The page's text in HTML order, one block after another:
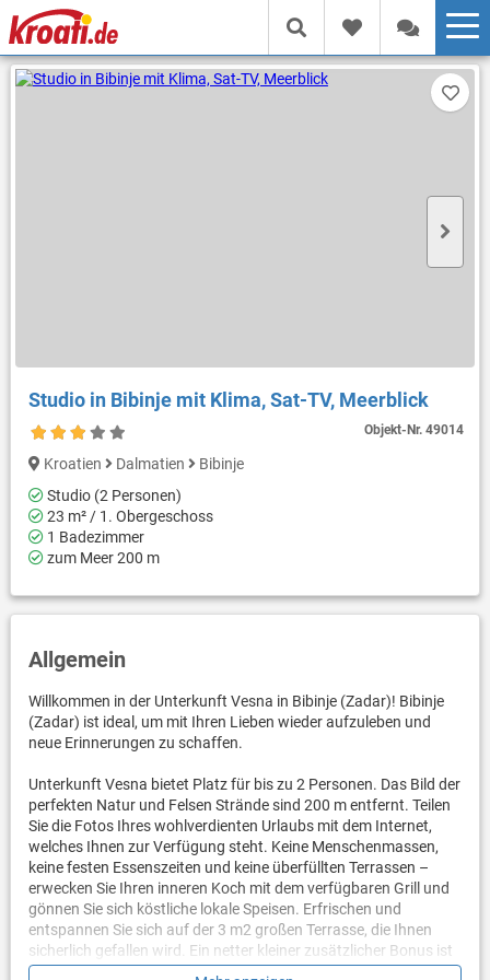
Studio in Bibinje mit Klima, Sat-TV, Meerblick
Objekt-Nr.49014
Kroatien Dalmatien
Bibinje
Studio (2 Personen)
23 m² / 1. Obergeschoss
1 Badezimmer
zum Meer 200 m
Allgemein
Willkommen in der Unterkunft Vesna in Bibinje (Zadar)! Bibinje
(Zadar) ist ideal, um mit Ihren Lieben wieder aufzuleben und
neue Erinnerungen zu schaffen.
Unterkunft Vesna bietet Platz für bis zu 2 Personen. Das Bild der
perfekten Natur und Felsen Strände sind 200 m entfernt. Teilen
Sie die Fotos Ihres wohlverdienten Urlaubs mit dem Internet,
welches Ihnen zur Verfügung steht. Keine Menschenmassen,
keine festen Essenszeiten und keine überfüllten Terrassen –
erwecken Sie Ihren inneren Koch mit dem verfügbaren Grill und
gönnen Sie sich köstliche lokale Speisen. Erfrischen und
entspannen Sie sich auf der 3 m2 großen Terrasse, die Ihnen
sicherlich gefallen wird. Ein netter kleiner zusätzlicher Bonus ist
der Blick auf Den Hof.